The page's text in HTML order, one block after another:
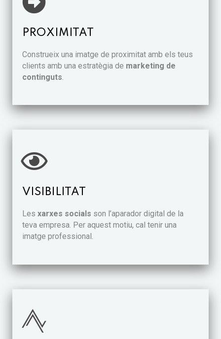
PROXIMITAT
Construeix una imatge de proximitat amb els teus
clients amb una estratègia de marketing de
continguts
VISIBILITAT
Les xarxes socials son l’aparador digital de la
teva empresa. Per aquest motiu, cal tenir una
imatge professional.